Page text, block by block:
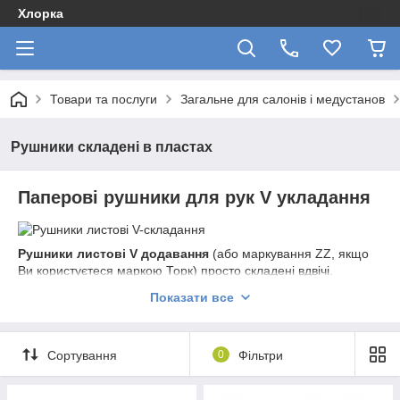
Хлорка
Товари та послуги Загальне для салонів і медустанов
Рушники складені в пластах
Паперові рушники для рук V укладання
Рушники листові V додавання (або маркування ZZ, якщо
Ви користуєтеся маркою Торк) просто складені вдвічі.
Свою назву цей вид складання отримав завдяки подібності з
виїмки одне з них витягало наступне.
Показати все
Сортування 0 Фільтри